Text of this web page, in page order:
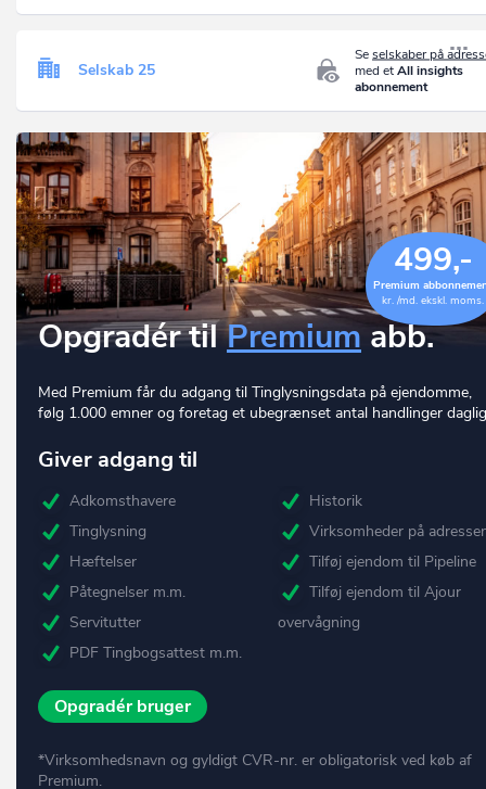
Seselskaber på
med etAll insights
abonnement
Selskab 25
499,-
Premium
kr. /md. ekskl. moms.
Opgradér tilPremium abb.
Med Premium får du adgang til Tinglysningsdata på ejendomme,
følg 1.000 emner og foretag et ubegrænset antal handlinger
Giver adgang til
Adkomsthavere
Tinglysning
Hæftelser
Påtegnelser m.m.
Servitutter
PDF Tingbogsattest m.m.
Historik
Virksomheder på
Tilføj ejendom til Pipeline
Tilføj ejendom til Ajour
overvågning
Opgradér bruger
*Virksomhedsnavn og gyldigt CVR-nr. er obligatorisk ved køb af
Premium.